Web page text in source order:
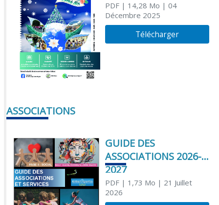
PDF| 14,28 Mo | 04
Décembre 2025
Télécharger
ASSOCIATIONS
GUIDE DES
ASSOCIATIONS 2026-
2027
PDF| 1,73 Mo | 21 Juillet
2026